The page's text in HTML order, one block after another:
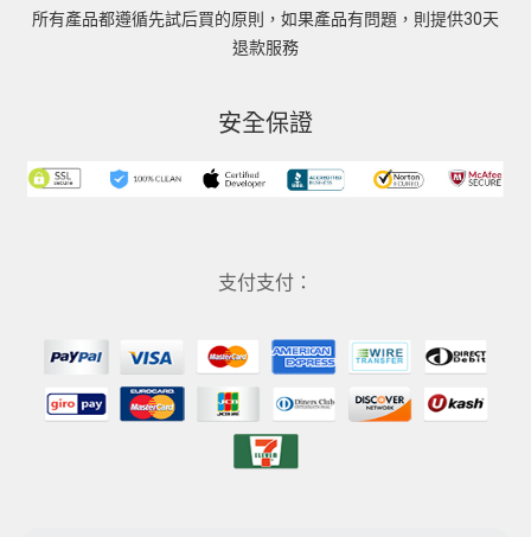
所有產品都遵循先試后買的原則，如果產品有問題，則提供30天
退款服務
安全保證
支付支付：